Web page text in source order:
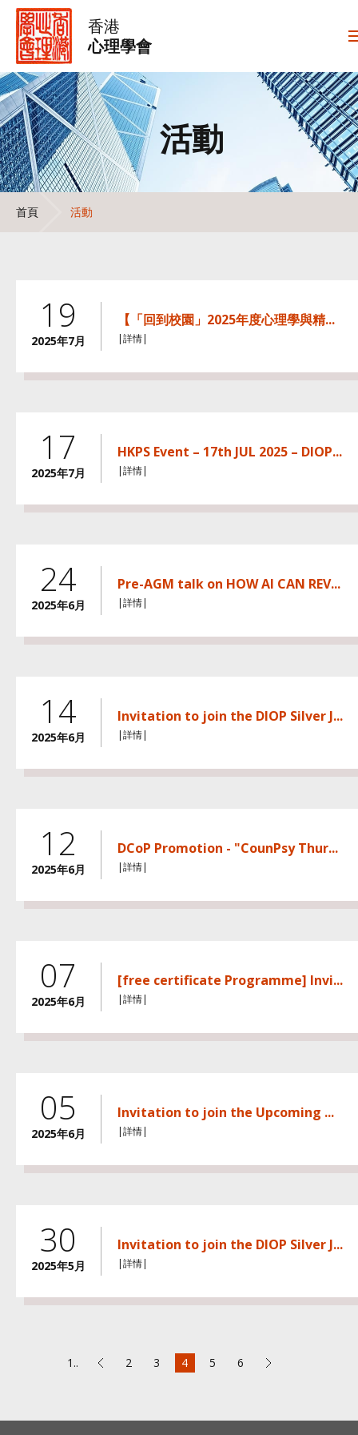
香港
心理學會
活動
首頁 活動
19
2025年7月
【「回到校園」2025年度心理學與精...
|詳情|
17
2025年7月
HKPS Event – 17th JUL 2025 – DIOP...
|詳情|
24
2025年6月
Pre-AGM talk on HOW AI CAN REV...
|詳情|
14
2025年6月
Invitation to join the DIOP Silver J...
|詳情|
12
2025年6月
DCoP Promotion - "CounPsy Thur...
|詳情|
07
2025年6月
[free certificate Programme] Invi...
|詳情|
05
2025年6月
Invitation to join the Upcoming ...
|詳情|
30
2025年5月
Invitation to join the DIOP Silver J...
|詳情|
1.. 2 3 4 5 6